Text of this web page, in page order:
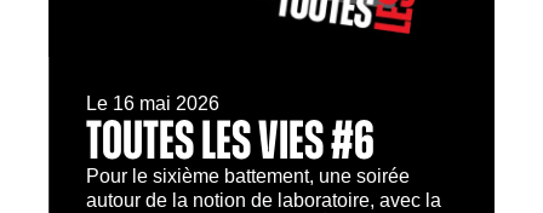
Le 16 mai 2026
TOUTES LES VIES #6
Pour le sixième battement, une soirée
autour de la notion de laboratoire, avec la